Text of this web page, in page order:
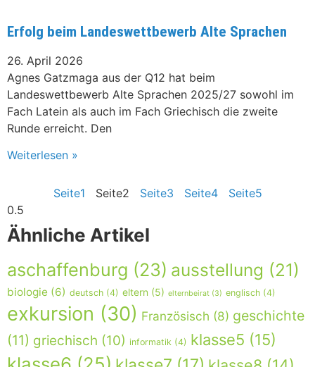
Erfolg beim Landeswettbewerb Alte Sprachen
26. April 2026
Agnes Gatzmaga aus der Q12 hat beim
Landeswettbewerb Alte Sprachen 2025/27 sowohl im
Fach Latein als auch im Fach Griechisch die zweite
Runde erreicht. Den
Weiterlesen »
Seite1 Seite2 Seite3 Seite4 Seite5
Ähnliche Artikel
aschaffenburg (23) ausstellung (21)
biologie (6) deutsch (4) eltern (5) elternbeirat (3) englisch (4)
exkursion (30) Französisch (8) geschichte
(11) griechisch (10) informatik (4) klasse5 (15)